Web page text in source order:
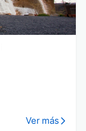
Ver más